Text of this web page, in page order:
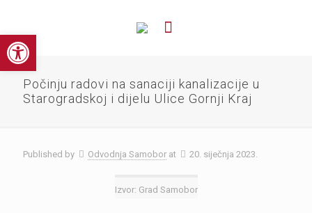
Open toolbar
Počinju radovi na sanaciji kanalizacije u
Starogradskoj i dijelu Ulice Gornji Kraj
Published by Odvodnja Samobor at 20. siječnja 2023.
Izvor: Grad Samobor